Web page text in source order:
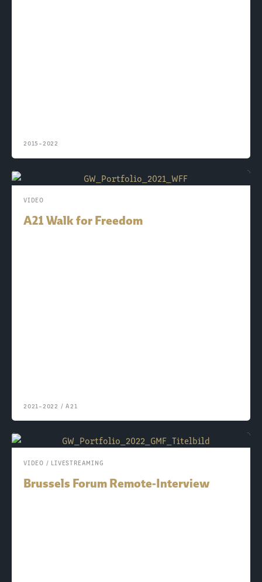
2015–2022
VIDEO
A21 Walk for Freedom
2021–2022 / A21
VIDEO / LIVESTREAMING
Brussels Forum Remote-Interview